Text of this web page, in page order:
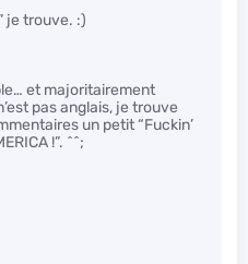
je trouve. :)
et majoritairement
pas anglais, je trouve
un petit “Fuckin’
!”. ^^;